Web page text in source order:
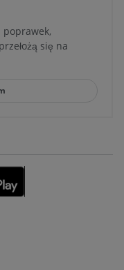
poprawek,
się na